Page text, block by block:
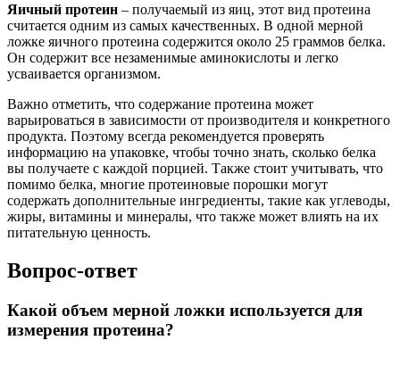
Яичный протеин – получаемый из яиц, этот вид протеина
считается одним из самых качественных. В одной мерной
ложке яичного протеина содержится около 25 граммов белка.
Он содержит все незаменимые аминокислоты и легко
усваивается организмом.
Важно отметить, что содержание протеина может
варьироваться в зависимости от производителя и конкретного
продукта. Поэтому всегда рекомендуется проверять
информацию на упаковке, чтобы точно знать, сколько белка
вы получаете с каждой порцией. Также стоит учитывать, что
помимо белка, многие протеиновые порошки могут
содержать дополнительные ингредиенты, такие как углеводы,
жиры, витамины и минералы, что также может влиять на их
питательную ценность.
Вопрос-ответ
Какой объем мерной ложки используется для
измерения протеина?